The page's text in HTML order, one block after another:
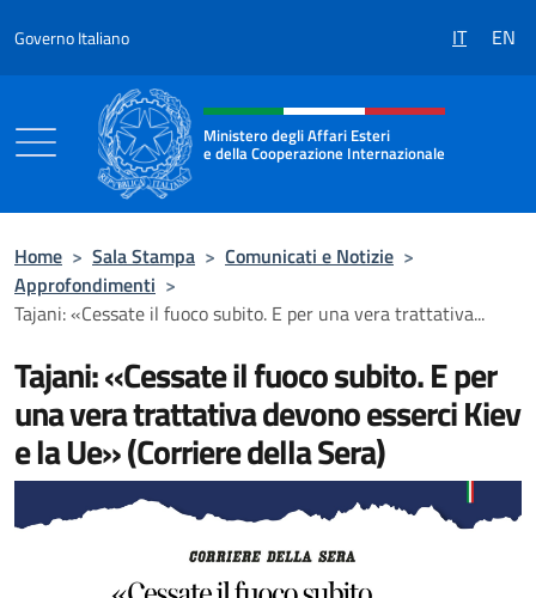
Governo Italiano IT EN
Intestazione sito, social e menù
Ministero degli Affari Esteri
e della Cooperazione Internazionale
Home > Sala Stampa > Comunicati e Notizie >
Approfondimenti >
Tajani: «Cessate il fuoco subito. E per una vera trattativa...
Tajani: «Cessate il fuoco subito. E per
una vera trattativa devono esserci Kiev
e la Ue» (Corriere della Sera)